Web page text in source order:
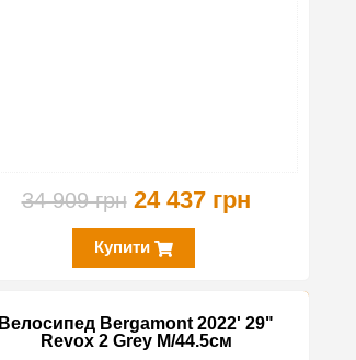
34 909 грн 24 437 грн
Купити
Велосипед Bergamont 2022' 29"
Revox 2 Grey M/44.5см